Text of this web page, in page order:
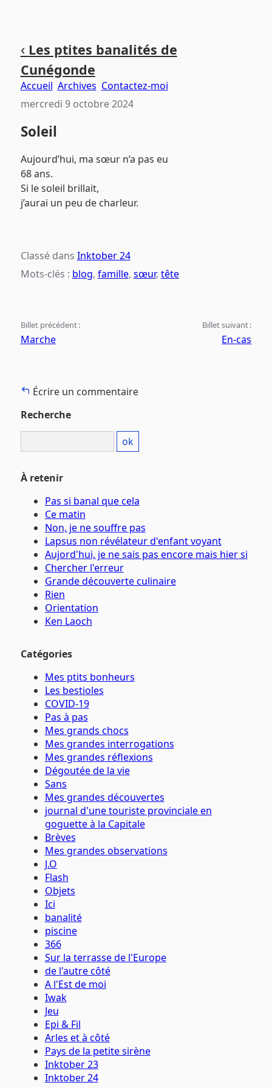
contenu
principal
menu
principal
‹ Les ptites banalités de
Cunégonde
Accueil Archives Contactez-moi
mercredi 9 octobre 2024
Soleil
Aujourd’hui, ma sœur n’a pas eu
68 ans.
Si le soleil brillait,
j’aurai un peu de charleur.
Classé dans Inktober 24
Mots-clés : blog, famille, sœur, tête
Billet précédent :
Marche
Billet suivant :
En-cas
Écrire un commentaire
Recherche
À retenir
Pas si banal que cela
Ce matin
Non, je ne souffre pas
Lapsus non révélateur d'enfant voyant
Aujord'hui, je ne sais pas encore mais hier si
Chercher l'erreur
Grande découverte culinaire
Rien
Orientation
Ken Laoch
Catégories
Mes ptits bonheurs
Les bestioles
COVID-19
Pas à pas
Mes grands chocs
Mes grandes interrogations
Mes grandes réflexions
Dégoutée de la vie
Sans
Mes grandes découvertes
journal d'une touriste provinciale en
goguette à la Capitale
Brèves
Mes grandes observations
J.O
Flash
Objets
Ici
banalité
piscine
366
Sur la terrasse de l'Europe
de l'autre côté
A l'Est de moi
Iwak
Jeu
Epi & Fil
Arles et à côté
Pays de la petite sirène
Inktober 23
Inktober 24